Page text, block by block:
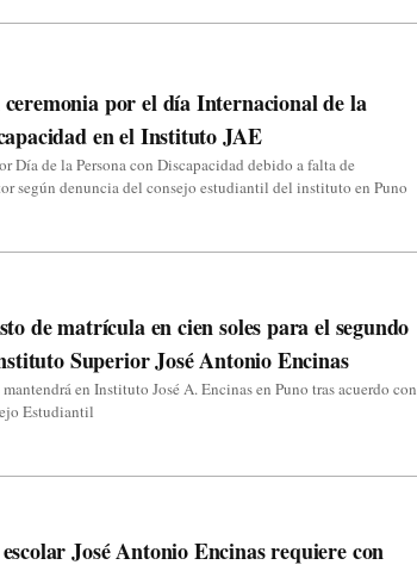
por el día Internacional de la
en el Instituto JAE
Día de la Persona con Discapacidad debido a falta de
según denuncia del consejo estudiantil del instituto en Puno
de matrícula en cien soles para el segundo
Superior José Antonio Encinas
en Instituto José A. Encinas en Puno tras acuerdo con
Estudiantil
José Antonio Encinas requiere con